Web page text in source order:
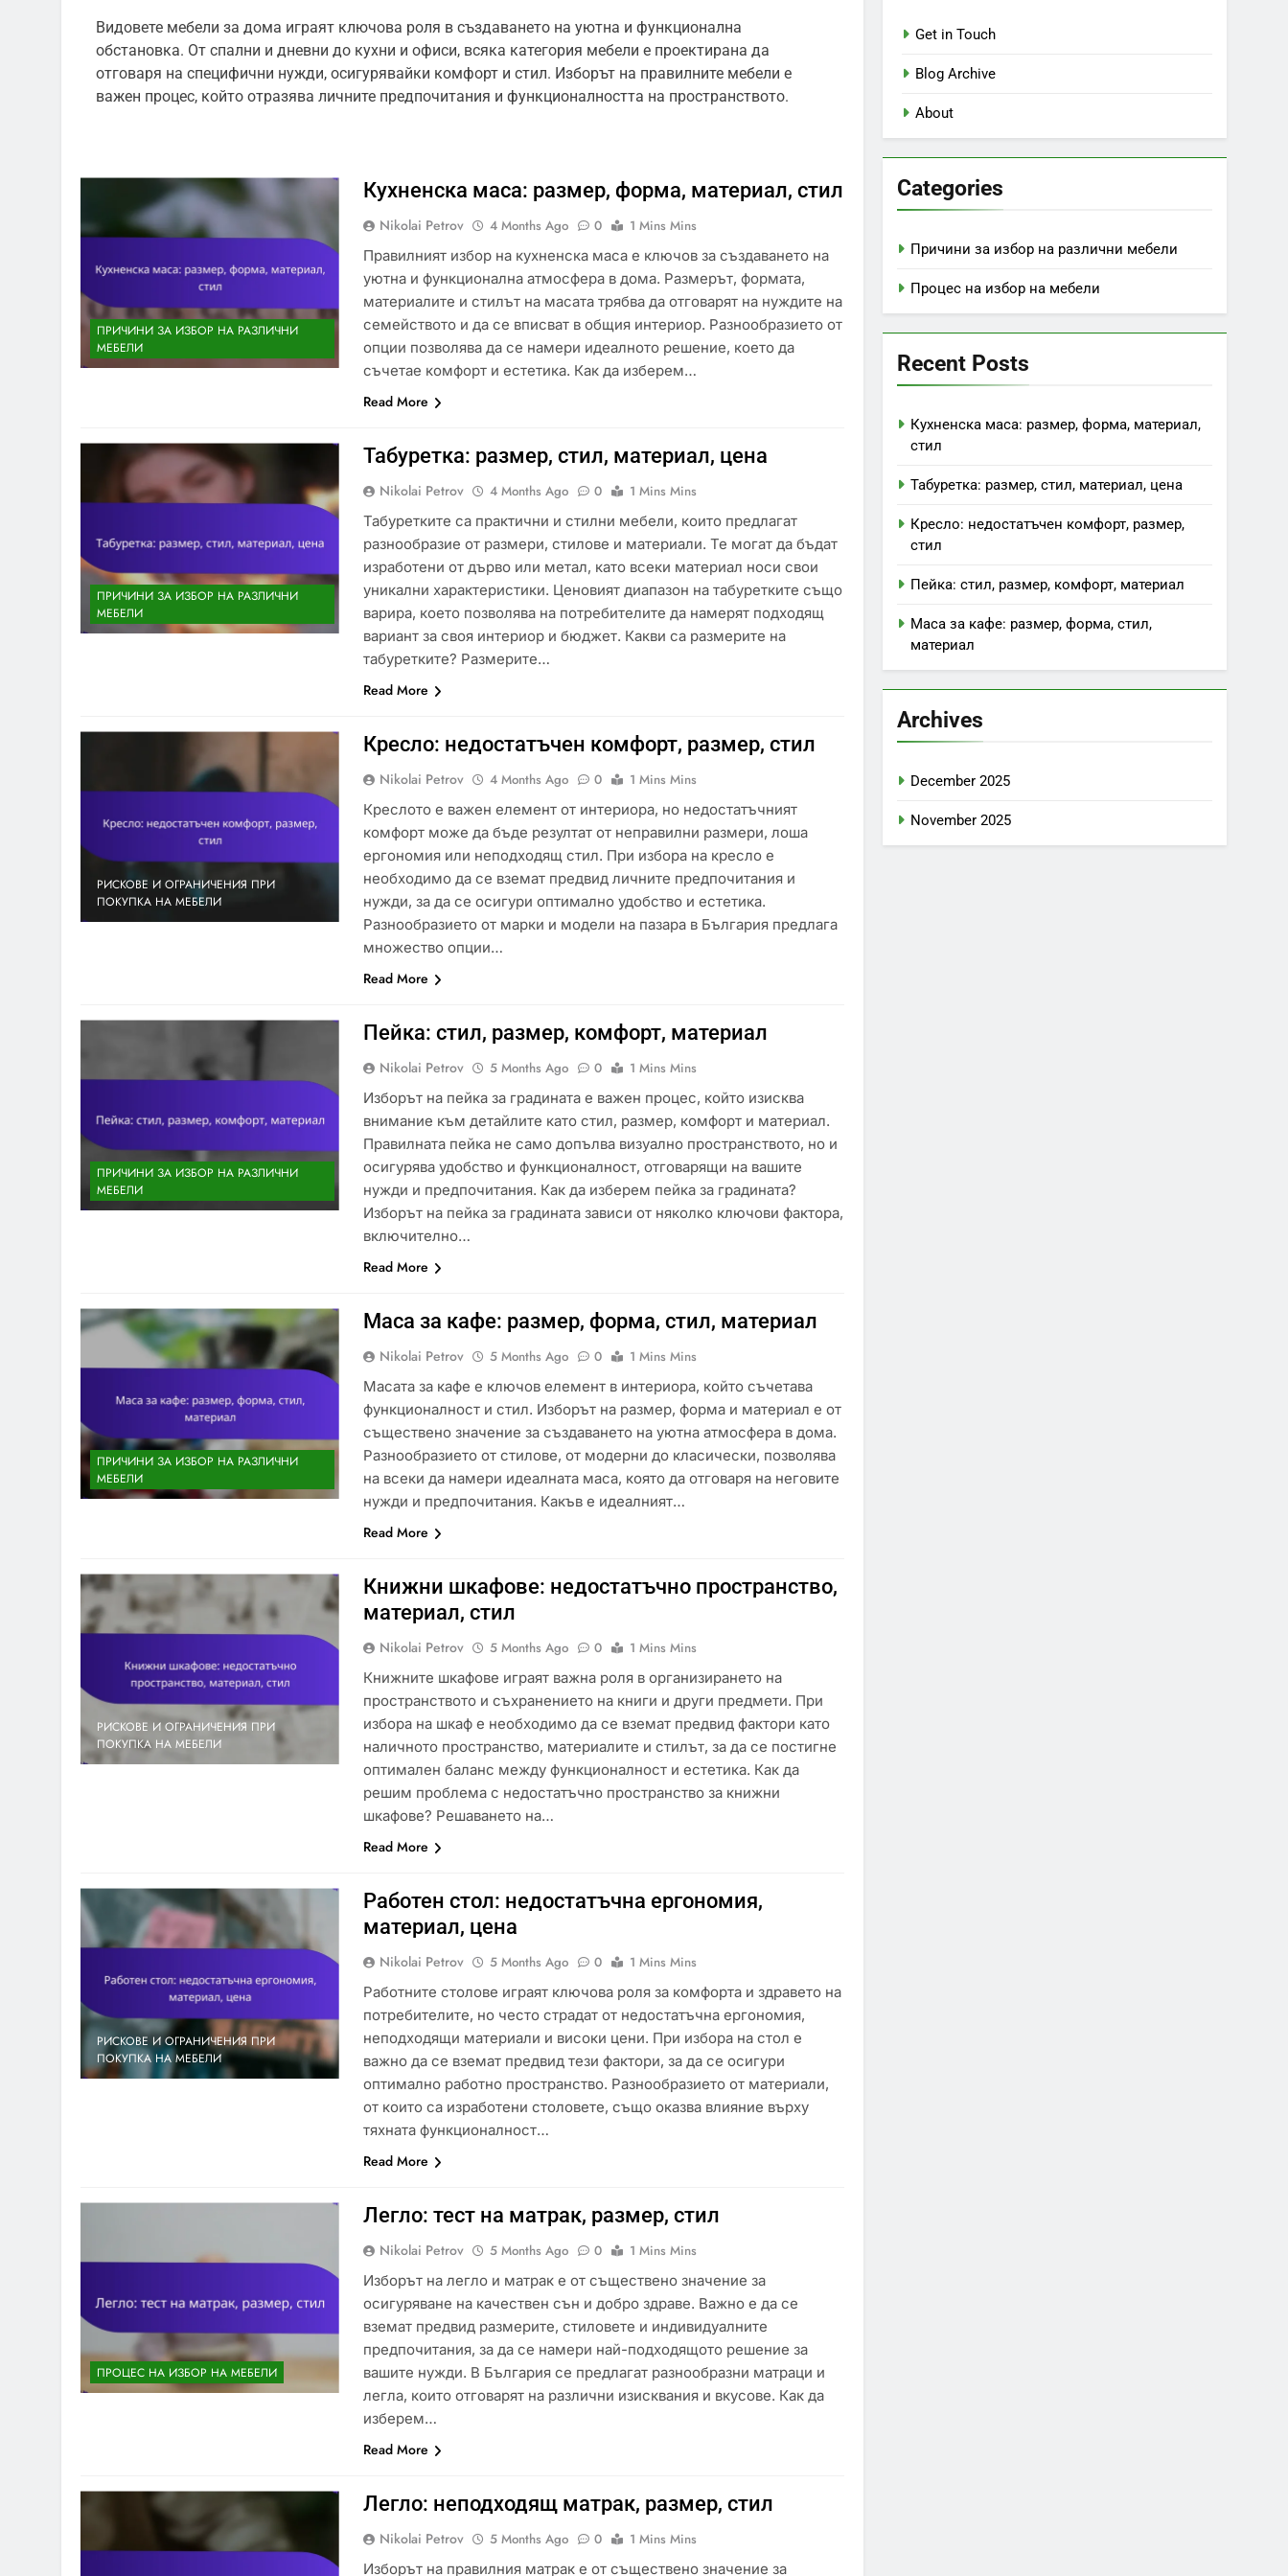
Видовете мебели за дома играят ключова роля в създаването на уютна и функционална
обстановка. От спални и дневни до кухни и офиси, всяка категория мебели е проектирана да
отговаря на специфични нужди, осигурявайки комфорт и стил. Изборът на правилните мебели е
важен процес, който отразява личните предпочитания и функционалността на пространството.
ПРИЧИНИ ЗА ИЗБОР НА РАЗЛИЧНИ
МЕБЕЛИ
Кухненска маса: размер, форма, материал, стил
Nikolai Petrov 4 Months Ago 0
1 Mins Mins
Правилният избор на кухненска маса е ключов за създаването на
уютна и функционална атмосфера в дома. Размерът, формата,
материалите и стилът на масата трябва да отговарят на нуждите на
семейството и да се вписват в общия интериор. Разнообразието от
опции позволява да се намери идеалното решение, което да
съчетае комфорт и естетика. Как да изберем…
Read More
ПРИЧИНИ ЗА ИЗБОР НА РАЗЛИЧНИ
МЕБЕЛИ
Табуретка: размер, стил, материал, цена
Nikolai Petrov 4 Months Ago 0
1 Mins Mins
Табуретките са практични и стилни мебели, които предлагат
разнообразие от размери, стилове и материали. Те могат да бъдат
изработени от дърво или метал, като всеки материал носи свои
уникални характеристики. Ценовият диапазон на табуретките също
варира, което позволява на потребителите да намерят подходящ
вариант за своя интериор и бюджет. Какви са размерите на
табуретките? Размерите…
Read More
РИСКОВЕ И ОГРАНИЧЕНИЯ ПРИ
ПОКУПКА НА МЕБЕЛИ
Кресло: недостатъчен комфорт, размер, стил
Nikolai Petrov 4 Months Ago 0
1 Mins Mins
Креслото е важен елемент от интериора, но недостатъчният
комфорт може да бъде резултат от неправилни размери, лоша
ергономия или неподходящ стил. При избора на кресло е
необходимо да се вземат предвид личните предпочитания и
нужди, за да се осигури оптимално удобство и естетика.
Разнообразието от марки и модели на пазара в България предлага
множество опции…
Read More
ПРИЧИНИ ЗА ИЗБОР НА РАЗЛИЧНИ
МЕБЕЛИ
Пейка: стил, размер, комфорт, материал
Nikolai Petrov 5 Months Ago 0
1 Mins Mins
Изборът на пейка за градината е важен процес, който изисква
внимание към детайлите като стил, размер, комфорт и материал.
Правилната пейка не само допълва визуално пространството, но и
осигурява удобство и функционалност, отговарящи на вашите
нужди и предпочитания. Как да изберем пейка за градината?
Изборът на пейка за градината зависи от няколко ключови фактора,
включително…
Read More
ПРИЧИНИ ЗА ИЗБОР НА РАЗЛИЧНИ
МЕБЕЛИ
Маса за кафе: размер, форма, стил, материал
Nikolai Petrov 5 Months Ago 0
1 Mins Mins
Масата за кафе е ключов елемент в интериора, който съчетава
функционалност и стил. Изборът на размер, форма и материал е от
съществено значение за създаването на уютна атмосфера в дома.
Разнообразието от стилове, от модерни до класически, позволява
на всеки да намери идеалната маса, която да отговаря на неговите
нужди и предпочитания. Какъв е идеалният…
Read More
РИСКОВЕ И ОГРАНИЧЕНИЯ ПРИ
ПОКУПКА НА МЕБЕЛИ
Книжни шкафове: недостатъчно пространство,
материал, стил
Nikolai Petrov 5 Months Ago 0
1 Mins Mins
Книжните шкафове играят важна роля в организирането на
пространството и съхранението на книги и други предмети. При
избора на шкаф е необходимо да се вземат предвид фактори като
наличното пространство, материалите и стилът, за да се постигне
оптимален баланс между функционалност и естетика. Как да
решим проблема с недостатъчно пространство за книжни
шкафове? Решаването на…
Read More
РИСКОВЕ И ОГРАНИЧЕНИЯ ПРИ
ПОКУПКА НА МЕБЕЛИ
Работен стол: недостатъчна ергономия,
материал, цена
Nikolai Petrov 5 Months Ago 0
1 Mins Mins
Работните столове играят ключова роля за комфорта и здравето на
потребителите, но често страдат от недостатъчна ергономия,
неподходящи материали и високи цени. При избора на стол е
важно да се вземат предвид тези фактори, за да се осигури
оптимално работно пространство. Разнообразието от материали,
от които са изработени столовете, също оказва влияние върху
тяхната функционалност…
Read More
ПРОЦЕС НА ИЗБОР НА МЕБЕЛИ
Легло: тест на матрак, размер, стил
Nikolai Petrov 5 Months Ago 0
1 Mins Mins
Изборът на легло и матрак е от съществено значение за
осигуряване на качествен сън и добро здраве. Важно е да се
вземат предвид размерите, стиловете и индивидуалните
предпочитания, за да се намери най-подходящото решение за
вашите нужди. В България се предлагат разнообразни матраци и
легла, които отговарят на различни изисквания и вкусове. Как да
изберем…
Read More
Легло: неподходящ матрак, размер, стил
Nikolai Petrov 5 Months Ago 0
1 Mins Mins
Изборът на правилния матрак е от съществено значение за
Get in Touch
Blog Archive
About
Categories
Причини за избор на различни мебели
Процес на избор на мебели
Recent Posts
Кухненска маса: размер, форма, материал,
стил
Табуретка: размер, стил, материал, цена
Кресло: недостатъчен комфорт, размер,
стил
Пейка: стил, размер, комфорт, материал
Маса за кафе: размер, форма, стил,
материал
Archives
December 2025
November 2025